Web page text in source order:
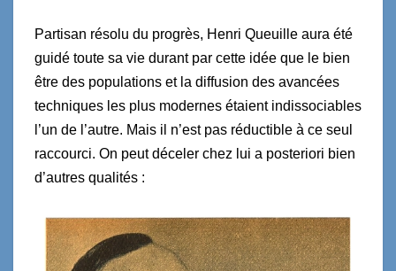
Partisan résolu du progrès, Henri Queuille aura été
guidé toute sa vie durant par cette idée que le bien
être des populations et la diffusion des avancées
techniques les plus modernes étaient indissociables
l’un de l’autre. Mais il n’est pas réductible à ce seul
raccourci. On peut déceler chez lui a posteriori bien
d’autres qualités :